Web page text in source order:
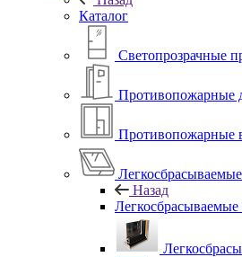
Каталог
Светопрозрачные
Противопожарные
Противопожарные
Назад
Легкосбрасываемые